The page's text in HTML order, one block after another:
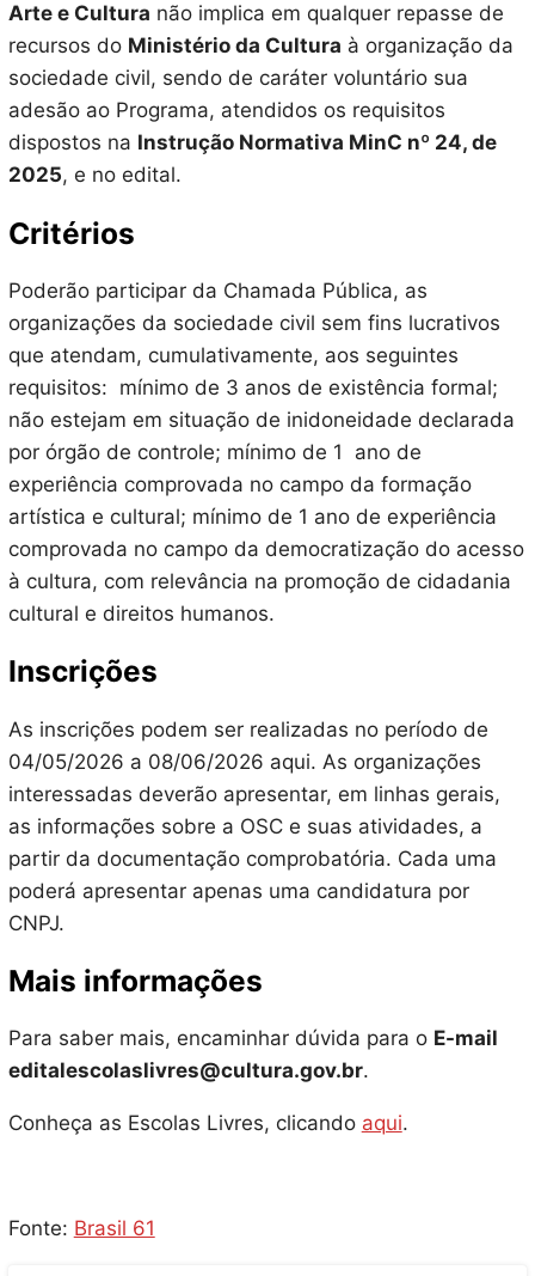
Arte e Cultura não implica em qualquer repasse de
recursos do Ministério da Cultura à organização da
sociedade civil, sendo de caráter voluntário sua
adesão ao Programa, atendidos os requisitos
dispostos na Instrução Normativa MinC nº 24, de
2025, e no edital.
Critérios
Poderão participar da Chamada Pública, as
organizações da sociedade civil sem fins lucrativos
que atendam, cumulativamente, aos seguintes
requisitos: mínimo de 3 anos de existência formal;
não estejam em situação de inidoneidade declarada
por órgão de controle; mínimo de 1 ano de
experiência comprovada no campo da formação
artística e cultural; mínimo de 1 ano de experiência
comprovada no campo da democratização do acesso
à cultura, com relevância na promoção de cidadania
cultural e direitos humanos.
Inscrições
As inscrições podem ser realizadas no período de
04/05/2026 a 08/06/2026 aqui. As organizações
interessadas deverão apresentar, em linhas gerais,
as informações sobre a OSC e suas atividades, a
partir da documentação comprobatória. Cada uma
poderá apresentar apenas uma candidatura por
CNPJ.
Mais informações
Para saber mais, encaminhar dúvida para o E-mail
editalescolaslivres@cultura.gov.br.
Conheça as Escolas Livres, clicando aqui.
Fonte: Brasil 61